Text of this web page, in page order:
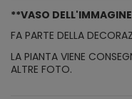
**VASO
FA PARTE DELLA
LA PIANTA VIENE
ALTRE FOTO.